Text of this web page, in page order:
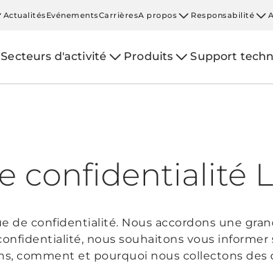
ActualitésEvénementsCarrièresA propos Responsabilité
Secteurs d'activité Produits Support
confidentialité
de confidentialité. Nous accordons une
nous souhaitons vous informer
comment et pourquoi nous collectons des